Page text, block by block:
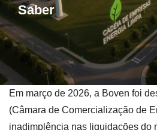
Saber
Em março de 2026, a Boven foi
(Câmara de Comercialização de
inadimplência nas liquidações do